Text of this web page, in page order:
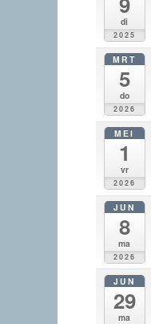
di
2025
MRT
5
do
2026
MEI
1
vr
2026
JUN
8
ma
2026
JUN
29
ma